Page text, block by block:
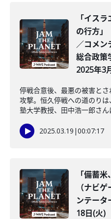
「イス
の行方」
／コメン
総合政策
2025年3
停戦合意後、最悪の被害と
攻撃。恒久停戦への道のり
塾大学教授、田中浩一郎さん
2025.03.19 |00:07:17
「備蓄
（ナビ
ンテータ
18日(火)